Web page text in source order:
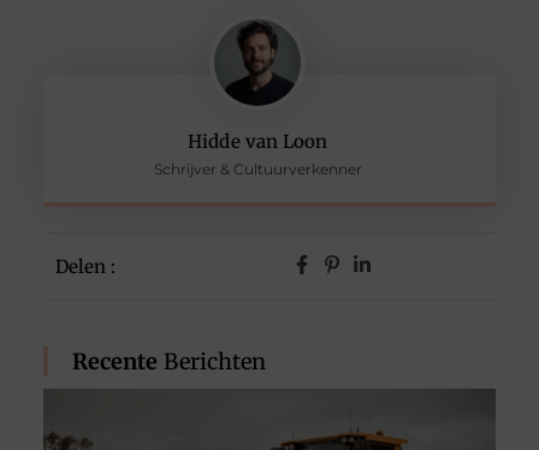
Hidde van Loon
Schrijver & Cultuurverkenner
Delen :
Recente Berichten